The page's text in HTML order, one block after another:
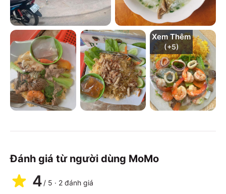
Xem Thêm
(+5)
Đánh giá từ người dùng MoMo
4 / 5 · 2 đánh giá